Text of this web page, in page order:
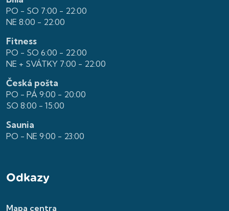
PO - SO 7:00 - 22:00
NE 8:00 - 22:00
Fitness
PO - SO 6:00 - 22:00
NE + SVÁTKY 7:00 - 22:00
Česká pošta
PO - PÁ 9:00 - 20:00
SO 8:00 - 15:00
Saunia
PO - NE 9:00 - 23:00
Odkazy
Mapa centra